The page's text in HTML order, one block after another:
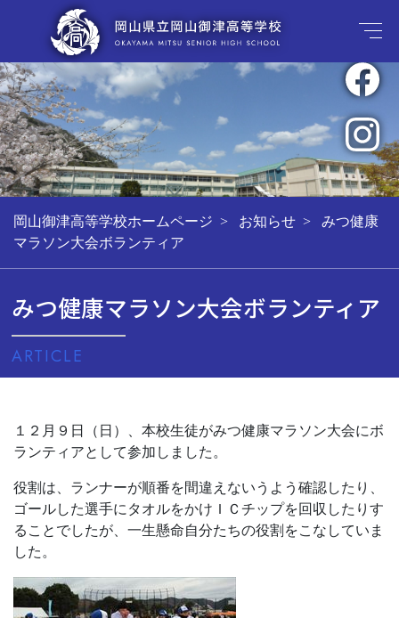
岡山御津高等学校ホームページ お知らせ
みつ健康
マラソン大会ボランティア
みつ健康マラソン大会ボランティア
ARTICLE
１２月９日（日）、本校生徒がみつ健康マラソン大会にボ
ランティアとして参加しました。
役割は、ランナーが順番を間違えないうよう確認したり、
ゴールした選手にタオルをかけＩＣチップを回収したりす
ることでしたが、一生懸命自分たちの役割をこなしていま
した。